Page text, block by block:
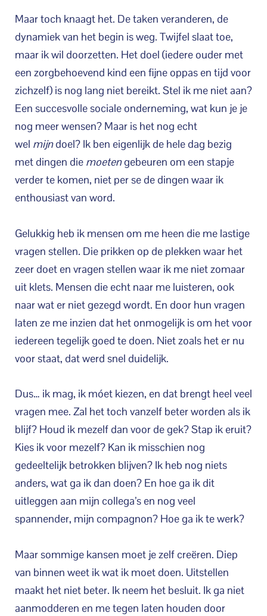
Maar toch knaagt het. De taken veranderen, de
dynamiek van het begin is weg. Twijfel slaat toe,
maar ik wil doorzetten. Het doel (iedere ouder met
een zorgbehoevend kind een fijne oppas en tijd voor
zichzelf) is nog lang niet bereikt. Stel ik me niet aan?
Een succesvolle sociale onderneming, wat kun je je
nog meer wensen? Maar is het nog echt
wel mijndoel? Ik ben eigenlijk de hele dag bezig
met dingen die moetengebeuren om een stapje
verder te komen, niet per se de dingen waar ik
enthousiast van word.
Gelukkig heb ik mensen om me heen die me lastige
vragen stellen. Die prikken op de plekken waar het
zeer doet en vragen stellen waar ik me niet zomaar
uit klets. Mensen die echt naar me luisteren, ook
naar wat er niet gezegd wordt. En door hun vragen
laten ze me inzien dat het onmogelijk is om het voor
iedereen tegelijk goed te doen. Niet zoals het er nu
voor staat, dat werd snel duidelijk.
Dus… ik mag, ik móet kiezen, en dat brengt heel veel
vragen mee. Zal het toch vanzelf beter worden als ik
blijf? Houd ik mezelf dan voor de gek? Stap ik eruit?
Kies ik voor mezelf? Kan ik misschien nog
gedeeltelijk betrokken blijven? Ik heb nog niets
anders, wat ga ik dan doen? En hoe ga ik dit
uitleggen aan mijn collega’s en nog veel
spannender, mijn compagnon? Hoe ga ik te werk?
Maar sommige kansen moet je zelf creëren. Diep
van binnen weet ik wat ik moet doen. Uitstellen
maakt het niet beter. Ik neem het besluit. Ik ga niet
aanmodderen en me tegen laten houden door